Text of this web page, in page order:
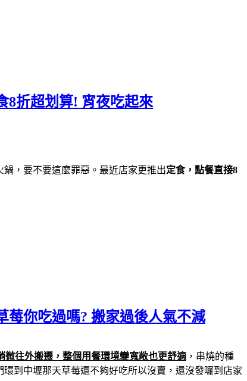
8折超划算! 宵夜吃起來
，要不要這麼罪惡。最近店家更推出定食，點餐直接8
莓你吃過嗎? 搬家過後人氣不減
微往外搬遷，整個用餐環境變寬敞也更舒適 ，串燒的種
環到中壢那天草莓還不夠好吃所以沒賣，還沒發囉到店家